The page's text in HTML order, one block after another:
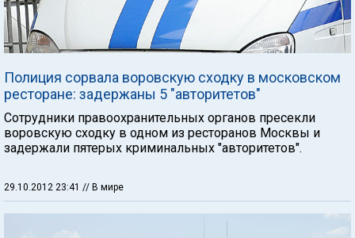
Полиция сорвала воровскую сходку в московском
ресторане: задержаны 5 "авторитетов"
Сотрудники правоохранительных органов пресекли
воровскую сходку в одном из ресторанов Москвы и
задержали пятерых криминальных "авторитетов".
29.10.2012 23:41 // В мире